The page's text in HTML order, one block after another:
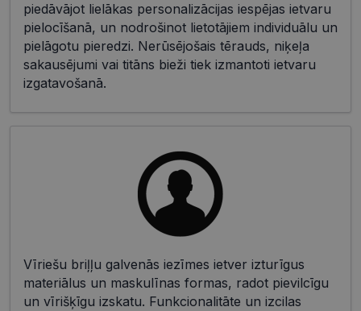
piedāvājot lielākas personalizācijas iespējas ietvaru
pielocīšanā, un nodrošinot lietotājiem individuālu un
pielāgotu pieredzi. Nerūsējošais tērauds, niķeļa
sakausējumi vai titāns bieži tiek izmantoti ietvaru
izgatavošanā.
Vīriešu briļļu galvenās iezīmes ietver izturīgus
materiālus un maskulīnas formas, radot pievilcīgu
un vīrišķīgu izskatu. Funkcionalitāte un izcilas